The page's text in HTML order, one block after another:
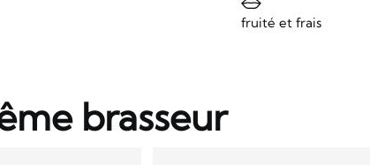
fruité et frais
brasseur